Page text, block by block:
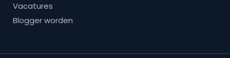
Vacatures
Blogger worden